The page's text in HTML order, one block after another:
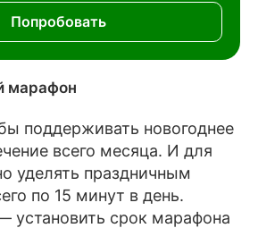
Попробовать
марафон
поддерживать новогоднее
всего месяца. И для
уделять праздничным
по 15 минут в день.
установить срок марафона